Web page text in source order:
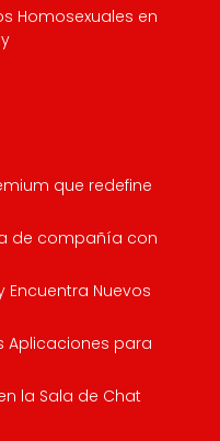
Homosexuales en
que redefine
de compañía con
Nuevos
Aplicaciones para
la Sala de Chat